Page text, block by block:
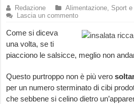
Redazione
Alimentazione, Sport
Lascia un commento
Come si diceva
una volta, se ti
piacciono le salsicce, meglio non
Questo purtroppo non è più vero
per un numero sterminato di cibi
che sebbene si celino dietro